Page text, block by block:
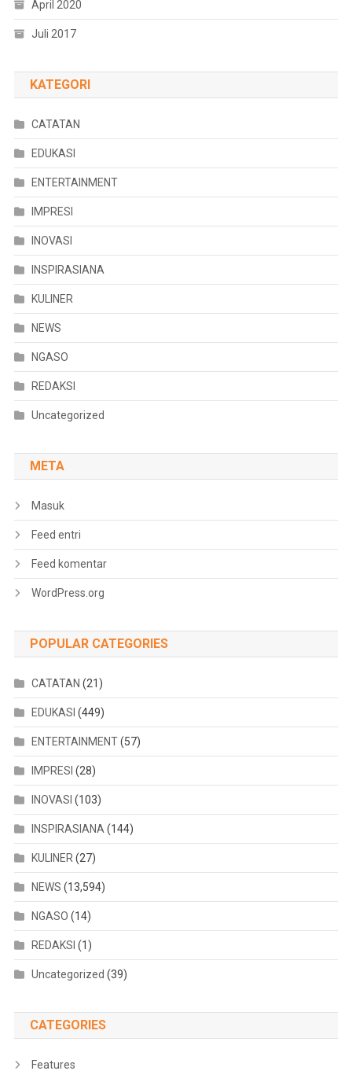
April 2020
Juli 2017
KATEGORI
CATATAN
EDUKASI
ENTERTAINMENT
IMPRESI
INOVASI
INSPIRASIANA
KULINER
NEWS
NGASO
REDAKSI
Uncategorized
META
Masuk
Feed entri
Feed komentar
WordPress.org
POPULAR CATEGORIES
CATATAN (21)
EDUKASI (449)
ENTERTAINMENT(57)
IMPRESI (28)
INOVASI (103)
INSPIRASIANA (144)
KULINER (27)
NEWS (13,594)
NGASO (14)
REDAKSI (1)
Uncategorized (39)
CATEGORIES
Features